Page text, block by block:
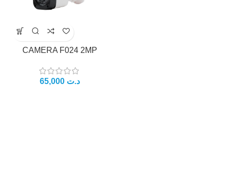
CAMERA F024 2MP
د.ت 65,000